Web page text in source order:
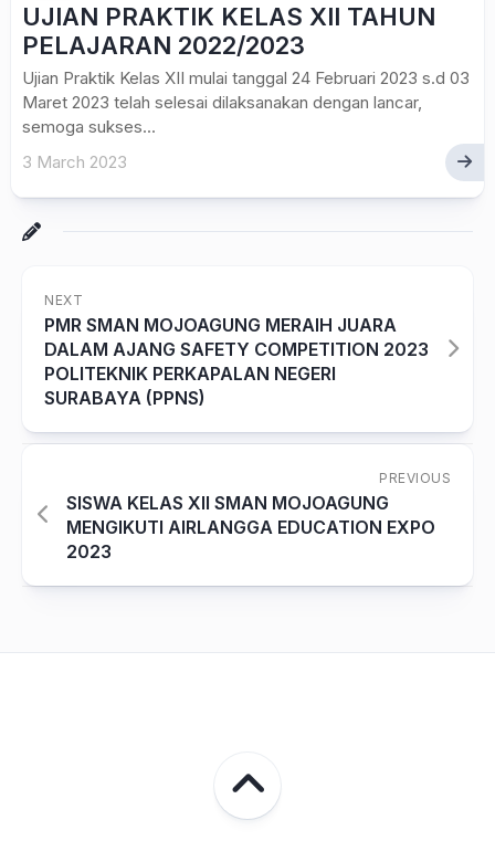
UJIAN PRAKTIK KELAS XII TAHUN
PELAJARAN 2022/2023
Ujian Praktik Kelas XII mulai tanggal 24 Februari 2023 s.d 03
Maret 2023 telah selesai dilaksanakan dengan lancar,
semoga sukses...
3 March 2023
NEXT
PMR SMAN MOJOAGUNG MERAIH JUARA
DALAM AJANG SAFETY COMPETITION 2023
POLITEKNIK PERKAPALAN NEGERI
SURABAYA (PPNS)
PREVIOUS
SISWA KELAS XII SMAN MOJOAGUNG
MENGIKUTI AIRLANGGA EDUCATION EXPO
2023